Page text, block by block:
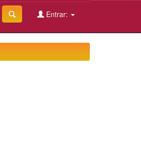
Entrar: